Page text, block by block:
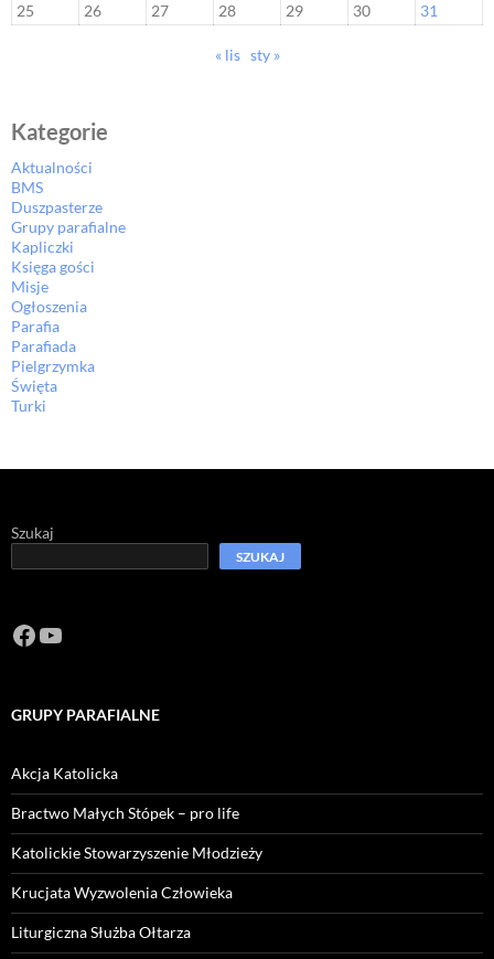
25
26 27 28 29 30 31
« lis sty »
Kategorie
Aktualności
BMS
Duszpasterze
Grupy parafialne
Kapliczki
Księga gości
Misje
Ogłoszenia
Parafia
Parafiada
Pielgrzymka
Święta
Turki
Szukaj
SZUKAJ
Facebook
https://www.youtube.com/channel/
GRUPY PARAFIALNE
Akcja Katolicka
Bractwo Małych Stópek – pro life
Katolickie Stowarzyszenie Młodzieży
Krucjata Wyzwolenia Człowieka
Liturgiczna Służba Ołtarza